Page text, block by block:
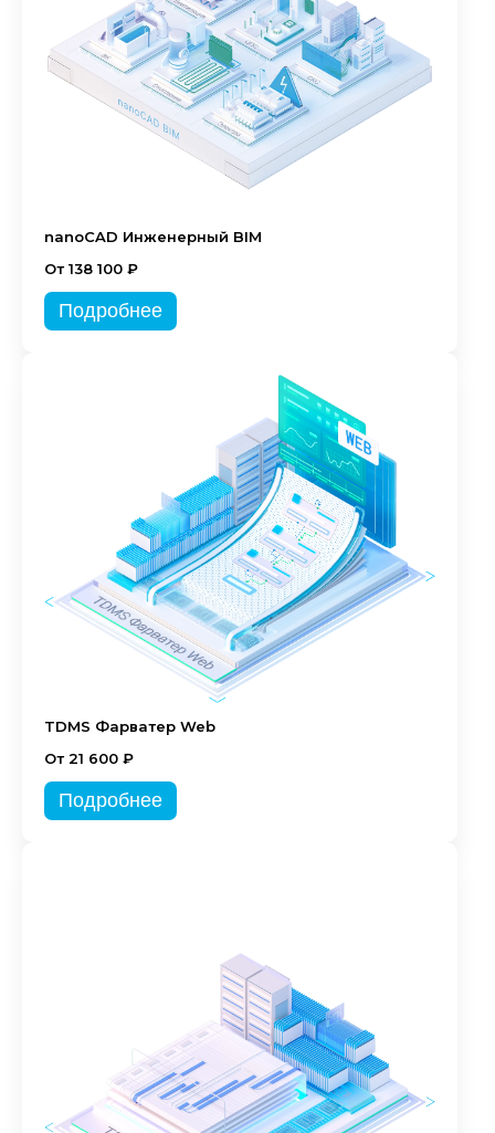
nanoCAD Инженерный BIM
От 138 100 ₽
Подробнее
TDMS Фарватер Web
От 21 600 ₽
Подробнее